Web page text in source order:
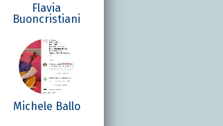
Flavia
Buoncristiani
Michele Ballo